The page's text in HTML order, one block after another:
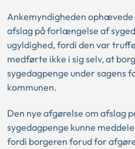
Ankemyndigheden ophævede
afslag på forlængelse af
ugyldighed, fordi den var
medførte ikke i sig selv, at
sygedagpenge under sagens
kommunen.
Den nye afgørelse om afslag
sygedagpenge kunne
fordi borgeren forud for